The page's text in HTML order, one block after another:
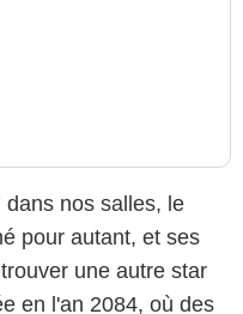
nos salles, le
pour autant, et ses
une autre star
en l'an 2084, où des